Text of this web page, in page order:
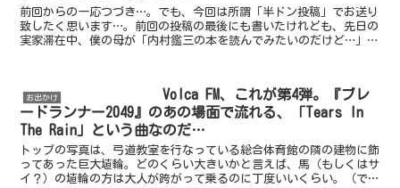
前回からの一応つづき…。でも、今回は所謂「半ドン投稿」でお送り
致したく思います…。前回の投稿の最後にも書いたけれども、先日の
実家滞在中、僕の母が「内村鑑三の本を読んでみたいのだけど…」と
お出かけ
Volca FM、これが第4弾。『ブレ
ードランナー2049』のあの場面で流れる、「Tears In
The Rain」という曲なのだ…
トップの写真は、弓道教室を行なっている総合体育館の隣の建物に飾
ってあった巨大埴輪。どのくらい大きいかと言えば、馬（もしくはサ
イ？）の埴輪の方は大人が跨がって乗るのに丁度いいくらい。（で